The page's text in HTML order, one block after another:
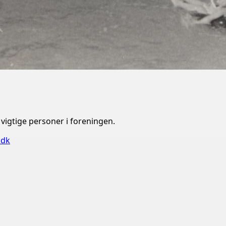
personer i foreningen.